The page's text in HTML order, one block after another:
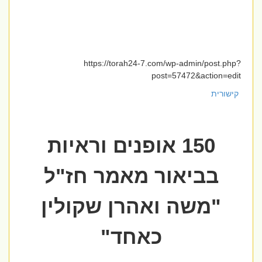
https://torah24-7.com/wp-admin/post.php?
post=57472&action=edit
קישורית
150 אופנים וראיות
בביאור מאמר חז"ל
"משה ואהרן שקולין
כאחד"